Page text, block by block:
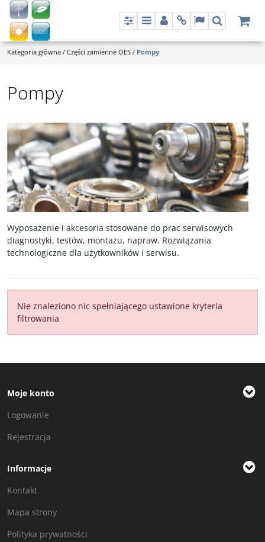
PanelMenuPanelInfoLangSzukaj
Kategoria główna / Części zamienne OES / Pompy
Pompy
Wyposażenie i akcesoria stosowane do prac serwisowych
diagnostyki, testów, montażu, napraw. Rozwiązania
technologiczne dla użytkowników i serwisu.
Nie znaleziono nic spełniającego ustawione kryteria
filtrowania
Moje konto
Logowanie
Rejestracja
Informacje
Kontakt
Mapa strony
Polityka prywatności